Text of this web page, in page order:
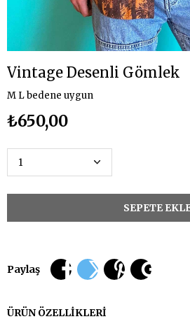
Vintage Desenli Gömlek
M L bedene uygun
₺650,00
Paylaş
ÜRÜN ÖZELLIKLERI